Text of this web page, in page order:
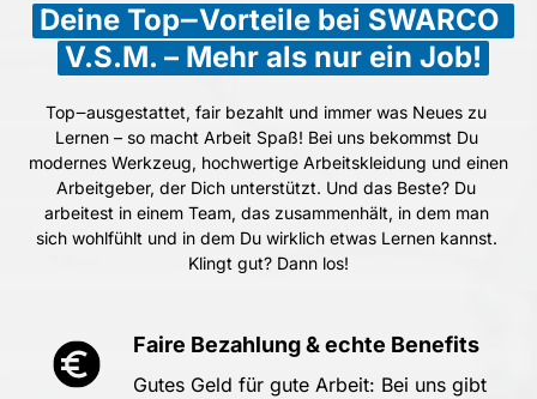
Deine Top‒Vorteile bei
V.S.M. – Mehr als nur ein Job!
Top‒ausgestattet, fair bezahlt und immer was Neues
Lernen – so macht Arbeit Spaß! Bei uns bekommst
Du
modernes Werkzeug, hochwertige Arbeitskleidung und
Arbeitgeber, der Dich unterstützt. Und das Beste?
arbeitest in einem Team, das zusammenhält, in dem
man
sich wohlfühlt und in dem Du wirklich etwas Lernen
Klingt gut? Dann los!
Faire Bezahlung & echte Benefits
Gutes Geld für gute Arbeit: Bei uns
gibt